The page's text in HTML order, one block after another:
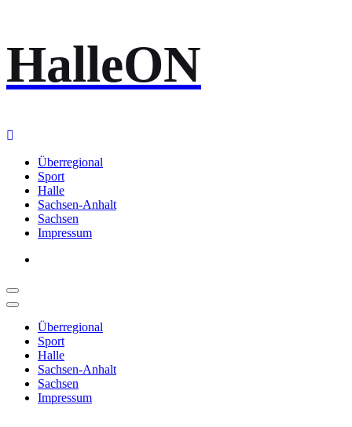
Inhalt
springen
HalleON
Überregional
Sport
Halle
Sachsen-Anhalt
Sachsen
Impressum
Überregional
Sport
Halle
Sachsen-Anhalt
Sachsen
Impressum